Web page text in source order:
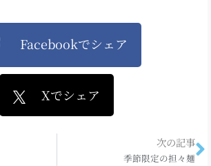
Facebookでシェア
Xでシェア
次の記事
季節限定の担々麺